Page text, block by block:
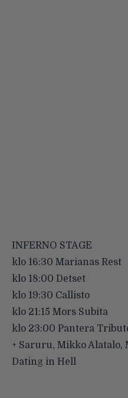
INFERNO STAGE
klo 16:30 Marianas Rest
klo 18:00 Detset
klo 19:30 Callisto
klo 21:15 Mors Subita
klo 23:00 Pantera
+ Saruru, Mikko Alatalo,
Dating in Hell